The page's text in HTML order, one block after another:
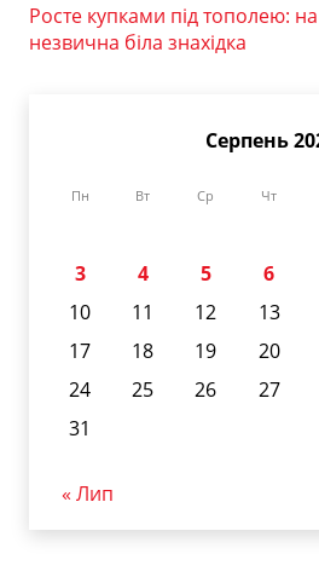
Росте купками під тополею:
незвична біла знахідка
Серпень
Пн Вт Ср Чт
3
4 5 6
10
11 12 13
17
18 19 20
24
25 26 27
31
« Лип